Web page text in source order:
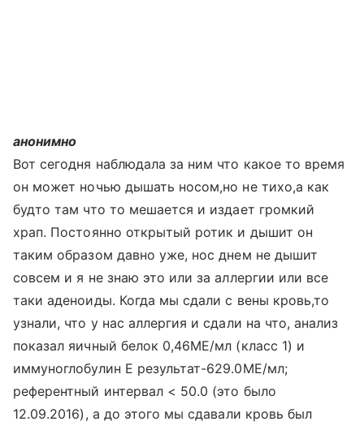
анонимно
Вот сегодня наблюдала за ним что какое то время
он может ночью дышать носом,но не тихо,а как
будто там что то мешается и издает громкий
храп. Постоянно открытый ротик и дышит он
таким образом давно уже, нос днем не дышит
совсем и я не знаю это или за аллергии или все
таки аденоиды. Когда мы сдали с вены кровь,то
узнали, что у нас аллергия и сдали на что, анализ
показал яичный белок 0,46МЕ/мл (класс 1) и
иммуноглобулин Е результат-629.0МЕ/мл;
референтный интервал < 50.0 (это было
12.09.2016), а до этого мы сдавали кровь был